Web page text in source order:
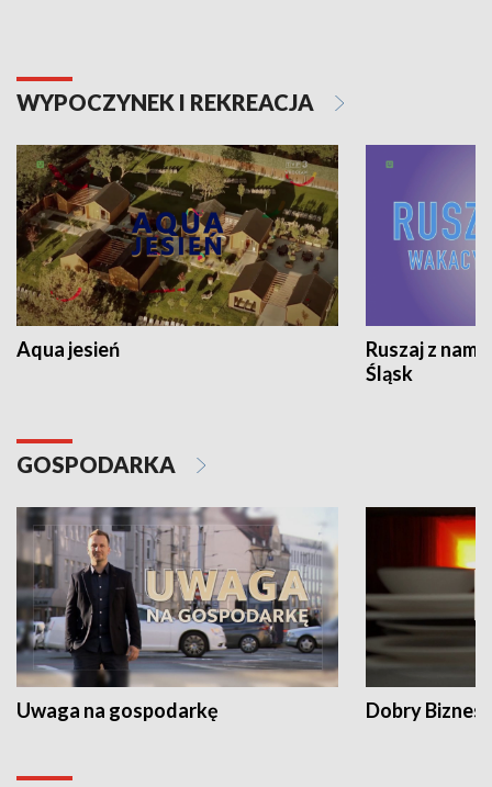
WYPOCZYNEK I REKREACJA
Aqua jesień
Ruszaj z
Śląsk
GOSPODARKA
Uwaga na gospodarkę Dobry Biznes